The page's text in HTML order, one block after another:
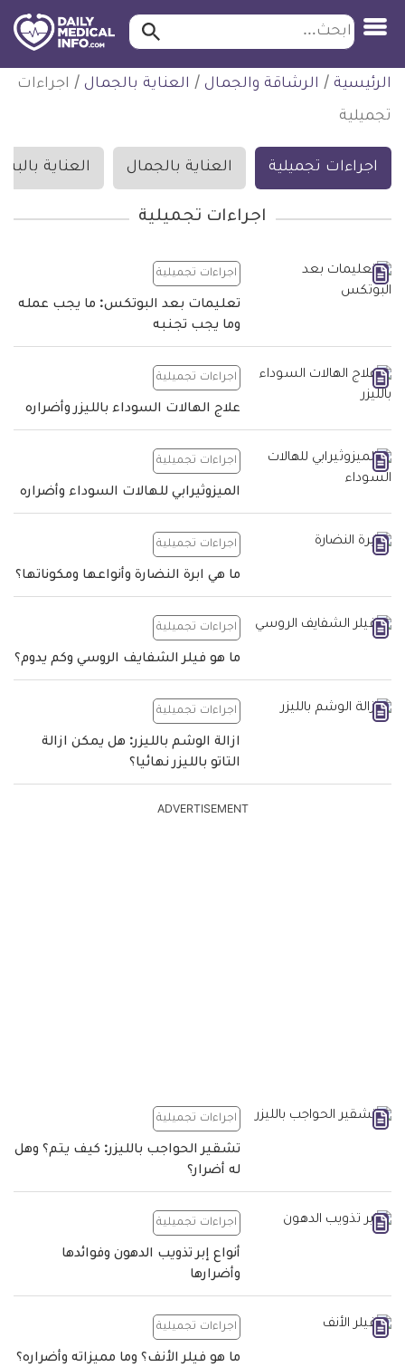
التخطي
للمحتوى
طبية
ابحث ابحث…
الرئيسية / الرشاقة والجمال / العناية بالجمال / اجراءات
تجميلية
اجراءات تجميلية العناية بالجمال العناية
اجراءات تجميلية
اجراءات تجميلية
تعليمات بعد البوتكس: ما يجب عمله
وما يجب تجنبه
اجراءات تجميلية
علاج الهالات السوداء بالليزر وأضراره
اجراءات تجميلية
الميزوثيرابي للهالات السوداء وأضراره
اجراءات تجميلية
ما هي ابرة النضارة وأنواعها ومكوناتها؟
اجراءات تجميلية
ما هو فيلر الشفايف الروسي وكم يدوم؟
اجراءات تجميلية
ازالة الوشم بالليزر: هل يمكن ازالة
التاتو بالليزر نهائيا؟
ADVERTISEMENT
اجراءات تجميلية
تشقير الحواجب بالليزر: كيف يتم؟ وهل
له أضرار؟
اجراءات تجميلية
أنواع إبر تذويب الدهون وفوائدها
وأضرارها
اجراءات تجميلية
ما هو فيلر الأنف؟ وما مميزاته وأضراره؟